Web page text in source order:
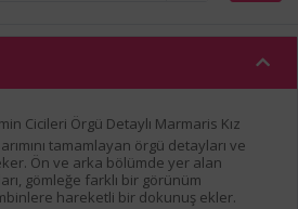
Cicileri Örgü Detaylı Marmaris Kız
tamamlayan örgü detayları ve
Ön ve arka bölümde yer alan
gömleğe farklı bir görünüm
hareketli bir dokunuş ekler.